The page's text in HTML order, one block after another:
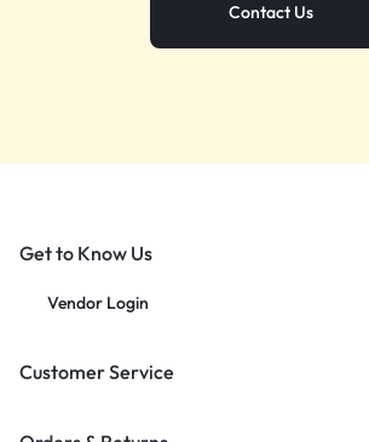
Contact Us
Get to Know Us
Vendor Login
Customer Service